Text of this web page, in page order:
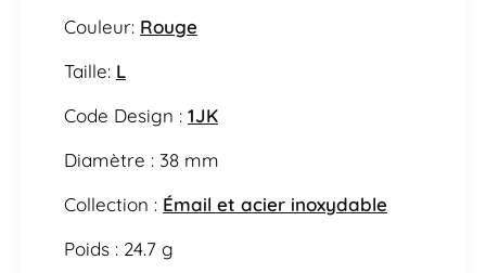
Couleur: Rouge
Taille: L
Code Design : 1JK
Diamètre : 38 mm
Collection : Émail et acier inoxydable
Poids : 24.7 g